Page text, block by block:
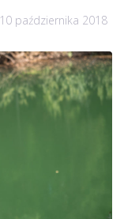
10 października 2018